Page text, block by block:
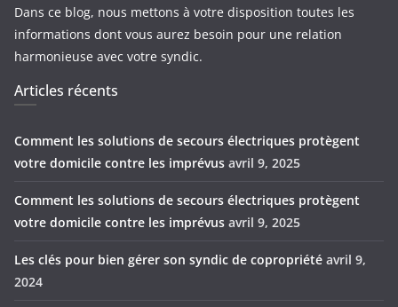
Dans ce blog, nous mettons à votre disposition toutes les
informations dont vous aurez besoin pour une relation
harmonieuse avec votre syndic.
Articles récents
Comment les solutions de secours électriques protègent
votre domicile contre les imprévus avril 9, 2025
Comment les solutions de secours électriques protègent
votre domicile contre les imprévus avril 9, 2025
Les clés pour bien gérer son syndic de copropriété avril 9,
2024